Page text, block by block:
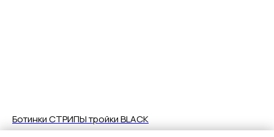
Ботинки СТРИПЫ тройки BLACK